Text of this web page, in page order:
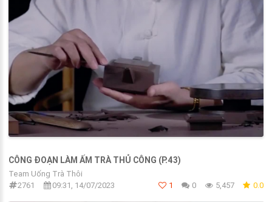
CÔNG ĐOẠN LÀM ẤM TRÀ THỦ CÔNG (P.43)
Team Uống Trà Thôi
2761
09:31, 14/07/2023 1 0 5,457 0.0